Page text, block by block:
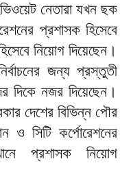
নেতারা যখন ছক
প্রশাসক হিসেবে
নিয়োগ দিয়েছেন।
জন্য প্রস্তুতী
দিকে নজর দিয়েছেন।
দেশের বিভিন্ন পৌর
ও সিটি কর্পোরেশনের
প্রশাসক নিয়োগ